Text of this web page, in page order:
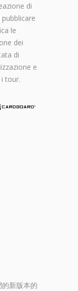
di
le
dei
di
e
tour.
新版本的